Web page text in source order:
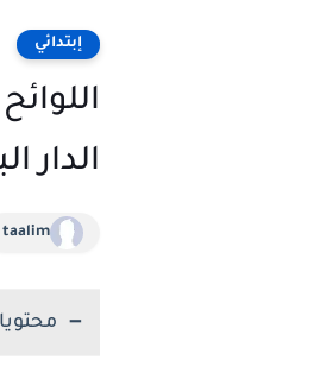
إبتدائي
الدار
taalim